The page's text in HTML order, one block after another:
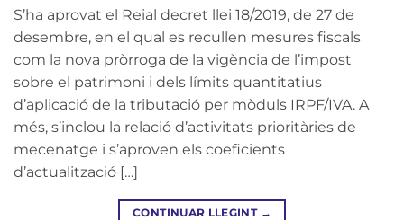
S’ha aprovat el Reial decret llei 18/2019, de 27 de
desembre, en el qual es recullen mesures fiscals
com la nova pròrroga de la vigència de l’impost
sobre el patrimoni i dels límits quantitatius
d’aplicació de la tributació per mòduls IRPF/IVA. A
més, s’inclou la relació d’activitats prioritàries de
mecenatge i s’aproven els coeficients
d’actualització […]
CONTINUAR LLEGINT →